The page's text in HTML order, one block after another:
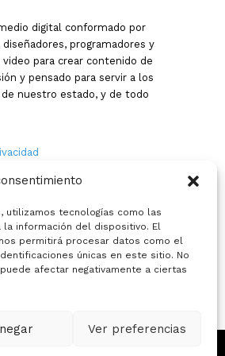
utilizamos tecnologías como las
información del dispositivo. El
permitirá procesar datos como el
únicas en este sitio. No
afectar negativamente a ciertas
Ver preferencias
digital conformado por
programadores y
para crear contenido de
y pensado para servir a los
de nuestro estado, y de todo